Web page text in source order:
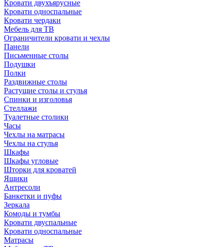
Кровати двухъярусные
Кровати односпальные
Кровати чердаки
Мебель для ТВ
Ограничители кровати и чехлы
Панели
Письменные столы
Подушки
Полки
Раздвижные столы
Растущие столы и стулья
Спинки и изголовья
Стеллажи
Туалетные столики
Часы
Чехлы на матрасы
Чехлы на стулья
Шкафы
Шкафы угловые
Шторки для кроватей
Ящики
Антресоли
Банкетки и пуфы
Зеркала
Комоды и тумбы
Кровати двуспальные
Кровати односпальные
Матрасы